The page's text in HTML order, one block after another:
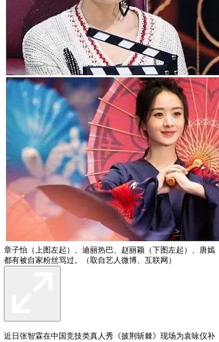
章子怡（上图左起）、迪丽热巴、赵丽颖（下图左起）、唐嫣
都有被自家粉丝骂过。（取自艺人微博、互联网）
近日张智霖在中国竞技类真人秀《披荆斩棘》现场为袁咏仪补